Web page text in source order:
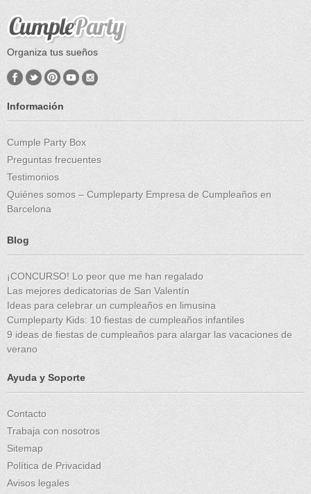
Organiza tus sueños
Información
Cumple Party Box
Preguntas frecuentes
Testimonios
Quiénes somos – Cumpleparty Empresa de Cumpleaños en
Barcelona
Blog
¡CONCURSO! Lo peor que me han regalado
Las mejores dedicatorias de San Valentín
Ideas para celebrar un cumpleaños en limusina
Cumpleparty Kids: 10 fiestas de cumpleaños infantiles
9 ideas de fiestas de cumpleaños para alargar las vacaciones de
verano
Ayuda y Soporte
Contacto
Trabaja con nosotros
Sitemap
Política de Privacidad
Avisos legales